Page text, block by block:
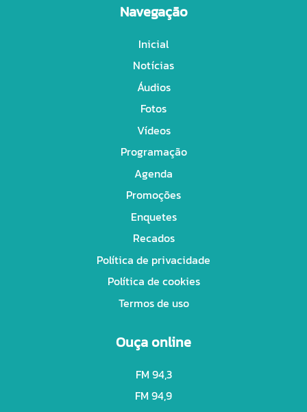
Navegação
Inicial
Notícias
Áudios
Fotos
Vídeos
Programação
Agenda
Promoções
Enquetes
Recados
Política de privacidade
Política de cookies
Termos de uso
Ouça online
FM 94,3
FM 94,9